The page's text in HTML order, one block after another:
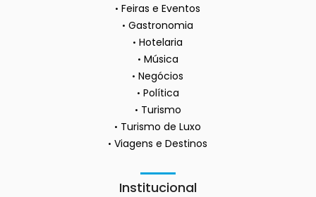
Feiras e Eventos
Gastronomia
Hotelaria
Música
Negócios
Política
Turismo
Turismo de Luxo
Viagens e Destinos
Institucional